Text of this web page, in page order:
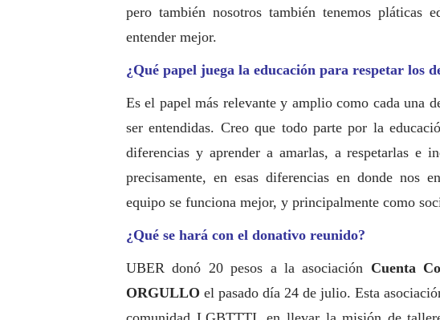
pero también nosotros también tenemos pláticas
entender mejor.
¿Qué papel juega la educación para respetar los
Es el papel más relevante y amplio como cada una
ser entendidas. Creo que todo parte por la
diferencias y aprender a amarlas, a respetarlas e
precisamente, en esas diferencias en donde nos
equipo se funciona mejor, y principalmente como
¿Qué se hará con el donativo reunido?
UBER donó 20 pesos a la asociación Cuenta
ORGULLO el pasado día 24 de julio. Esta